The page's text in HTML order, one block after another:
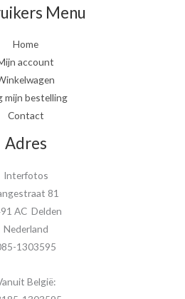
Menu
Home
account
mijn bestelling
Contact
Adres
Interfotos
81
AC Delden
Nederland
1303595
België: